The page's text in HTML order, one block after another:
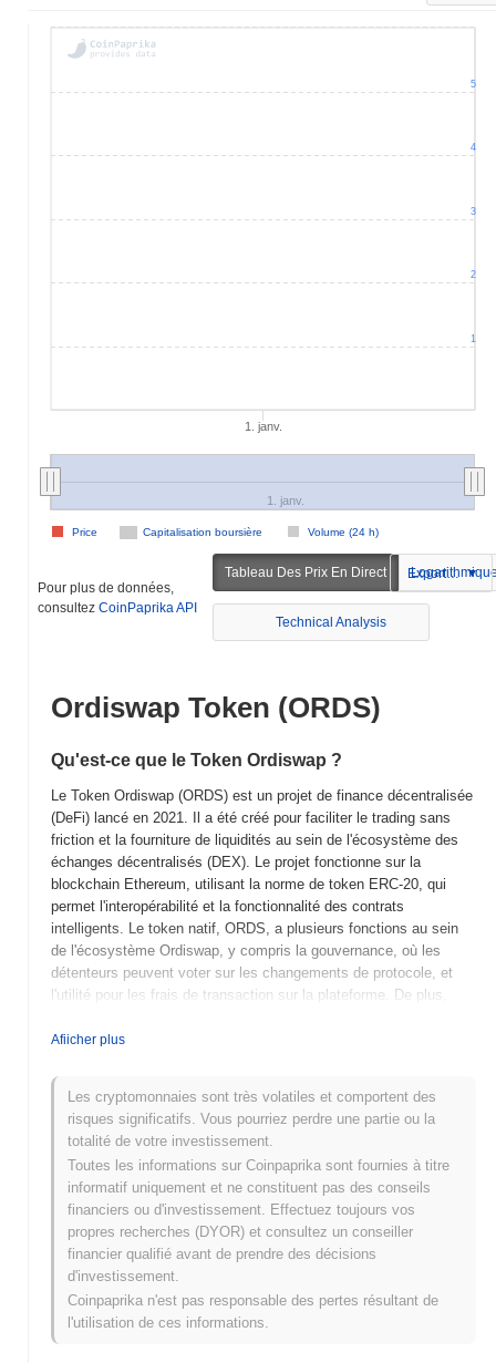
1. janv.
Capitalisation boursière Volume (24 h)
Price
1. janv.
1
2
3
4
5
Pour plus de données,
consultez CoinPaprika API
Tableau Des Prix En Direct Exportation
Technical Analysis
Ordiswap Token (ORDS)
Qu'est-ce que le Token Ordiswap ?
Le Token Ordiswap (ORDS) est un projet de finance décentralisée
(DeFi) lancé en 2021. Il a été créé pour faciliter le trading sans
friction et la fourniture de liquidités au sein de l'écosystème des
échanges décentralisés (DEX). Le projet fonctionne sur la
blockchain Ethereum, utilisant la norme de token ERC-20, qui
permet l'interopérabilité et la fonctionnalité des contrats
intelligents. Le token natif, ORDS, a plusieurs fonctions au sein
de l'écosystème Ordiswap, y compris la gouvernance, où les
détenteurs peuvent voter sur les changements de protocole, et
l'utilité pour les frais de transaction sur la plateforme. De plus,
de gagner des récompenses tout en contribuant à la sécurité et à
accent sur des expériences de trading conviviales et des
solutions de liquidité innovantes, le positionnant comme un acteur
significatif dans l'espace DeFi. Son engagement à améliorer
l'accessibilité et l'efficacité du trading décentralisé le rend
pertinent dans le paysage évolutif des cryptomonnaies.
Quand et comment le Token Ordiswap a-t-il
commencé ?
Le Token Ordiswap a vu le jour en mars 2021 lorsque l'équipe
technique du projet. Le projet a lancé son testnet en juin 2021,
permettant aux premiers utilisateurs d'interagir avec la plateforme
Afiicher plus
Les cryptomonnaies sont très volatiles et comportent des
risques significatifs. Vous pourriez perdre une partie ou la
totalité de votre investissement.
Toutes les informations sur Coinpaprika sont fournies à titre
informatif uniquement et ne constituent pas des conseils
financiers ou d'investissement. Effectuez toujours vos
propres recherches (DYOR) et consultez un conseiller
financier qualifié avant de prendre des décisions
d'investissement.
Coinpaprika n'est pas responsable des pertes résultant de
l'utilisation de ces informations.